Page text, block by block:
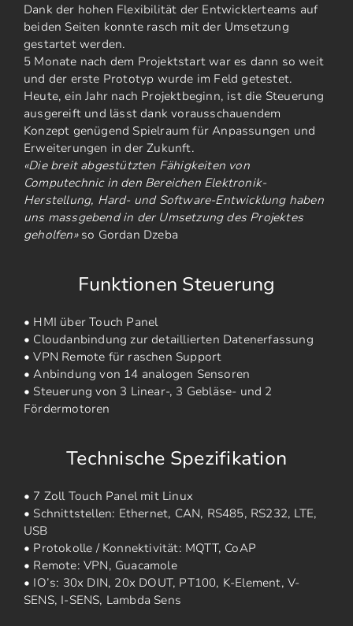
Dank der hohen Flexibilität der Entwicklerteams auf
beiden Seiten konnte rasch mit der Umsetzung
gestartet werden.
5 Monate nach dem Projektstart war es dann so weit
und der erste Prototyp wurde im Feld getestet.
Heute, ein Jahr nach Projektbeginn, ist die Steuerung
ausgereift und lässt dank vorausschauendem
Konzept genügend Spielraum für Anpassungen und
Erweiterungen in der Zukunft.
«Die breit abgestützten Fähigkeiten von
Computechnic in den Bereichen Elektronik-
Herstellung, Hard- und Software-Entwicklung haben
uns massgebend in der Umsetzung des Projektes
geholfen»so Gordan Dzeba
Funktionen Steuerung
• HMI über Touch Panel
• Cloudanbindung zur detaillierten Datenerfassung
• VPN Remote für raschen Support
• Anbindung von 14 analogen Sensoren
• Steuerung von 3 Linear-, 3 Gebläse- und 2
Fördermotoren
Technische Spezifikation
• 7 Zoll Touch Panel mit Linux
• Schnittstellen: Ethernet, CAN, RS485, RS232, LTE,
USB
• Protokolle / Konnektivität: MQTT, CoAP
• Remote: VPN, Guacamole
• IO’s: 30x DIN, 20x DOUT, PT100, K-Element, V-
SENS, I-SENS, Lambda Sens